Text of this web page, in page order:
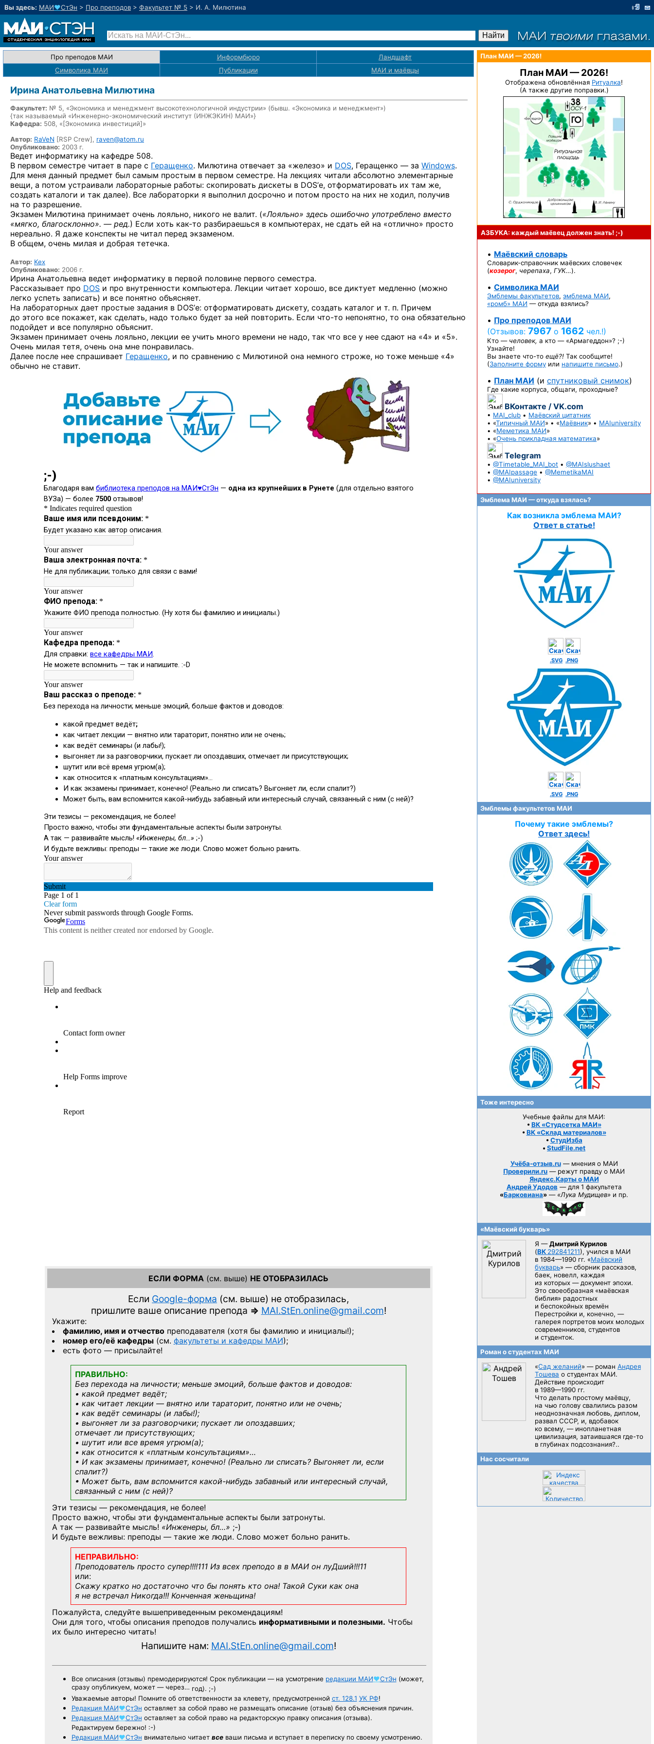
Вы здесь: МАИ♥СтЭн > Про преподов > Факультет № 5 > И. А. Милютина
Про преподов МАИ Информбюро
Ландшафт
Символика МАИ
Публикации МАИ и маёвцы
Ирина Анатольевна Милютина
Факультет: № 5, «Экономика и менеджмент высокотехнологичной индустрии» (бывш. «Экономика и менеджмент»)
{так называемый «Инженерно-экономический институт (ИНЖЭКИН) МАИ»}
Кафедра: 508, «[Экономика инвестиций]»
Автор: RaVeN [RSP Crew], raven@atom.ru
Опубликовано: 2003 г.
Ведет информатику на кафедре 508.
В первом семестре читает в паре с Геращенко. Милютина отвечает за «железо» и DOS, Геращенко — за Windows.
Для меня данный предмет был самым простым в первом семестре. На лекциях читали абсолютно элементарные
вещи, а потом устраивали лабораторные работы: скопировать дискеты в DOS’е, отформатировать их там же,
создать каталоги и так далее). Все лабораторки я выполнил досрочно и потом просто на них не ходил, получив
на то разрешение.
Экзамен Милютина принимает очень лояльно, никого не валит. («Лояльно» здесь ошибочно употреблено вместо
«мягко, благосклонно». — ред.) Если хоть как-то разбираешься в компьютерах, не сдать ей на «отлично» просто
нереально. Я даже конспекты не читал перед экзаменом.
В общем, очень милая и добрая тетечка.
Автор: Kex
Опубликовано: 2006 г.
Ирина Анатольевна ведет информатику в первой половине первого семестра.
Рассказывает про DOS и про внутренности компьютера. Лекции читает хорошо, все диктует медленно (можно
легко успеть записать) и все понятно объясняет.
На лабораторных дает простые задания в DOS’е: отформатировать дискету, создать каталог и т. п. Причем
до этого все покажет, как сделать, надо только будет за ней повторить. Если что-то непонятно, то она обязательно
подойдет и все популярно объяснит.
Экзамен принимает очень лояльно, лекции ее учить много времени не надо, так что все у нее сдают на «4» и «5».
Очень милая тетя, очень она мне понравилась.
Далее после нее спрашивает Геращенко, и по сравнению с Милютиной она немного строже, но тоже меньше «4»
обычно не ставит.
ЕСЛИ ФОРМА (см. выше) НЕ ОТОБРАЗИЛАСЬ
Если Google-форма (см. выше) не отобразилась,
пришлите ваше описание препода => MAI.StEn.online@gmail.com!
Укажите:
фамилию, имя и отчествопреподавателя (хотя бы фамилию и инициалы!);
номер его/её кафедры(см. факультеты и кафедры МАИ);
есть фото — присылайте!
ПРАВИЛЬНО:
Без перехода на личности; меньше эмоций, больше фактов и доводов:
• какой предмет ведёт;
• как читает лекции — внятно или тараторит, понятно или не очень;
• как ведёт семинары (и лабы!);
• выгоняет ли за разговорчики; пускает ли опоздавших;
отмечает ли присутствующих;
• шутит или все время угрюм(а);
• как относится к «платным консультациям»…
• И как экзамены принимает, конечно! (Реально ли списать? Выгоняет ли, если
спалит?)
• Может быть, вам вспомнится какой-нибудь забавный или интересный случай,
связанный с ним (с ней)?
Эти тезисы — рекомендация, не более!
Просто важно, чтобы эти фундаментальные аспекты были затронуты.
А так — развивайте мысль! «Инженеры, бл…» ;-)
И будьте вежливы: преподы — такие же люди. Слово может больно ранить.
НЕПРАВИЛЬНО:
Преподователь просто супер!!!!111 Из всех преподо в в МАИ он луДший!!!11
или:
Скажу кратко но достаточно что бы понять кто она! Такой Суки как она
я не встречал Никогда!!! Конченная женьщина!
Пожалуйста, следуйте вышеприведенным рекомендациям!
Они для того, чтобы описания преподов получались информативными и полезными. Чтобы
их было интересно читать!
Напишите нам: MAI.StEn.online@gmail.com!
Все описания (отзывы) премодерируются! Срок публикации — на усмотрение редакции МАИ♥СтЭн (может,
сразу опубликуем, может — через… год). ;-)
Уважаемые авторы! Помните об ответственности за клевету, предусмотренной ст. 128.1 УК РФ!
Редакция МАИ♥СтЭн оставляет за собой право не размещать описание (отзыв) без объяснения причин.
Редакция МАИ♥СтЭн оставляет за собой право на редакторскую правку описания (отзыва).
Редактируем бережно! :-)
Редакция МАИ♥СтЭн внимательно читает всеваши письма и вступает в переписку по своему усмотрению.
План МАИ — 2026!
План МАИ — 2026!
Отображена обновлённая Ритуалка!
(А также другие поправки.)
АЗБУКА: каждый маёвец должензнать! ;-)
• Маёвский словарь
Словарик-справочник маёвских словечек
(козерог, черепаха, ГУК…).
• Символика МАИ
Эмблемы факультетов, эмблема МАИ,
«ромб» МАИ — откуда взялись?
• Про преподов МАИ
(Отзывов: 7967 о 1662 чел.!)
Кто — человек, а кто — «Армагеддон»? ;-)
Узнайте!
Вы знаете что-то ещё?! Так сообщите!
(Заполните форму или напишите письмо.)
• План МАИ (и спутниковый снимок)
Где какие корпуса, общаги, проходные?
ВКонтакте / VK.com
• MAI_club • Маёвский цитатник
• «Типичный МАИ» • «Маёвник» • MAIuniversity
• «Меметика МАИ»
• «Очень прикладная математика»
Telegram
• @Timetable_MAI_bot • @MAIslushaet
• @MAIpassage • @MemetikaMAI
• @MAIuniversity
Эмблема МАИ — откуда взялась?
Как возникла эмблема МАИ?
Ответ в статье!
.SVG .PNG
.SVG .PNG
Эмблемы факультетов МАИ
Почему такие эмблемы?
Ответ здесь!
Тоже интересно
Учебные файлы для МАИ:
• ВК «Студсетка МАИ»
• ВК «Склад материалов»
• СтудИзба
• StudFile.net
Учёба-отзыв.ru— мнения о МАИ
Проверили.ru — режут правду о МАИ
Яндекс.Карты о МАИ
Андрей Удодов — для 1 факультета
«Барковиана» — «Лука Мудищев» и пр.
«Маёвский букварь»
Я —Дмитрий Курилов
(ВК 292841211), учился в МАИ
в 1984—1990 гг. «Маёвский
букварь» — сборник рассказов,
баек, новелл, каждая
из которых — документ эпохи.
Это своеобразная «маёвская
библия» радостных
и беспокойных времён
Перестройки и, конечно, —
галерея портретов моих молодых
современников, студентов
и студенток.
Роман о студентах МАИ
«Сад желаний» — роман Андрея
Тошева о студентах МАИ.
Действие происходит
в 1989—1990 гг.
Что делать простому маёвцу,
на чью голову свалились разом
неоднозначная любовь, диплом,
развал CCCP, и, вдобавок
ко всему, — инопланетная
цивилизация, затаившаяся где-то
в глубинах подсознания?..
Нас сосчитали